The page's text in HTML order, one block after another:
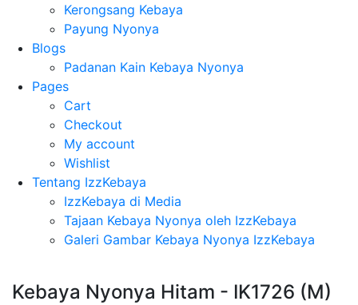
Kerongsang Kebaya
Payung Nyonya
Blogs
Padanan Kain Kebaya Nyonya
Pages
Cart
Checkout
My account
Wishlist
Tentang IzzKebaya
IzzKebaya di Media
Tajaan Kebaya Nyonya oleh IzzKebaya
Galeri Gambar Kebaya Nyonya IzzKebaya
Kebaya Nyonya Hitam - IK1726 (M)